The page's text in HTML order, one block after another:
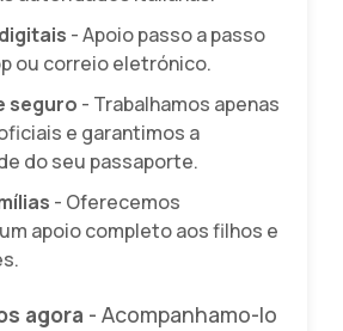
- Apoio passo a passo
ou correio eletrónico.
seguro - Trabalhamos apenas
e garantimos a
do seu passaporte.
- Oferecemos
apoio completo aos filhos e
agora - Acompanhamo-lo